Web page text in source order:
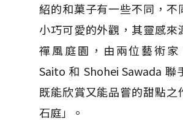
紹的和菓子有一些不同，不
小巧可愛的外觀，其靈感來
禪風庭園，由兩位藝術家
Saito 和 Shohei Sawada 聯
既能欣賞又能品嘗的甜點之
石庭」。